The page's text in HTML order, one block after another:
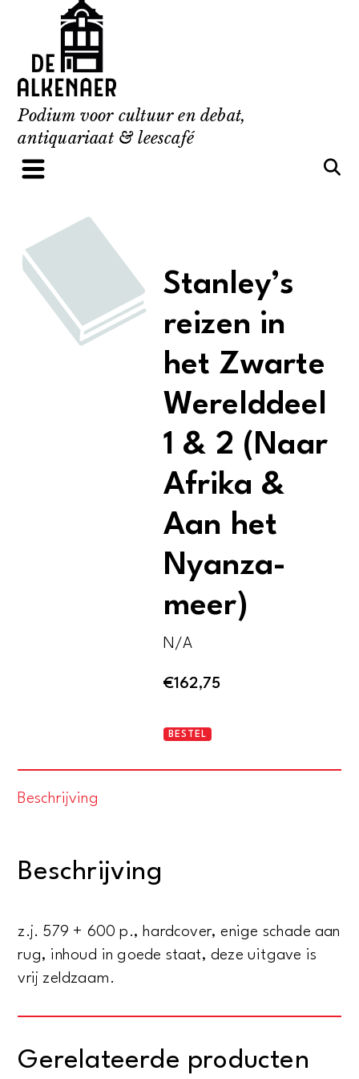
content
Podium voor cultuur en debat,
antiquariaat & leescafé
Stanley’s
reizen in
het Zwarte
Werelddeel
1 & 2 (Naar
Afrika &
Aan het
Nyanza-
meer)
N/A
€162,75
Stanley's
(Naar
Afrika
Nyanza-
BESTEL
Beschrijving
Beschrijving
z.j. 579 + 600 p., hardcover, enige schade aan
rug, inhoud in goede staat, deze uitgave is
vrij zeldzaam.
Gerelateerde producten